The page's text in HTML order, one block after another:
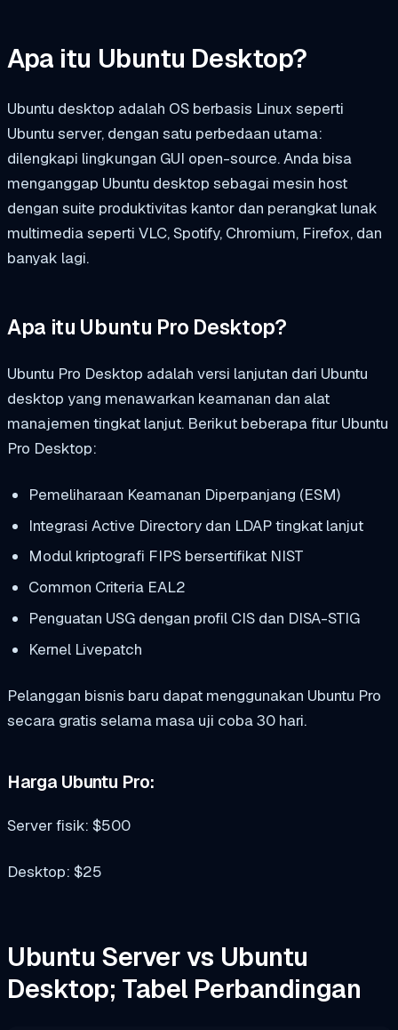
Apa itu Ubuntu Desktop?
Ubuntu desktop adalah OS berbasis Linux seperti
Ubuntu server, dengan satu perbedaan utama:
dilengkapi lingkungan GUI open-source. Anda bisa
menganggap Ubuntu desktop sebagai mesin host
dengan suite produktivitas kantor dan perangkat lunak
multimedia seperti VLC, Spotify, Chromium, Firefox, dan
banyak lagi.
Apa itu Ubuntu Pro Desktop?
Ubuntu Pro Desktop adalah versi lanjutan dari Ubuntu
desktop yang menawarkan keamanan dan alat
manajemen tingkat lanjut. Berikut beberapa fitur Ubuntu
Pro Desktop:
Pemeliharaan Keamanan Diperpanjang (ESM)
Integrasi Active Directory dan LDAP tingkat lanjut
Modul kriptografi FIPS bersertifikat NIST
Common Criteria EAL2
Penguatan USG dengan profil CIS dan DISA-STIG
Kernel Livepatch
Pelanggan bisnis baru dapat menggunakan Ubuntu Pro
secara gratis selama masa uji coba 30 hari.
Harga Ubuntu Pro:
Server fisik: $500
Desktop: $25
Ubuntu Server vs Ubuntu
Desktop; Tabel Perbandingan